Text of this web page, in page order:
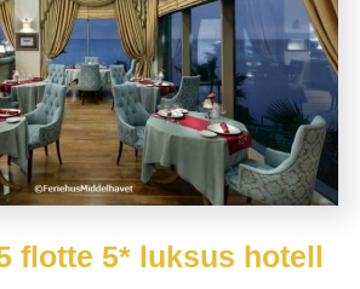
flotte 5* luksus hotell